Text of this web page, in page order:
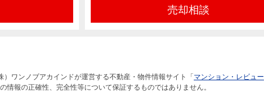
売却相談
）ワンノブアカインドが運営する不動産・物件情報サイト「 マンション・レビュー
情報の正確性、完全性等について保証するものではありません。